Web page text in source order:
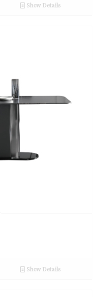
Show Details
Show Details